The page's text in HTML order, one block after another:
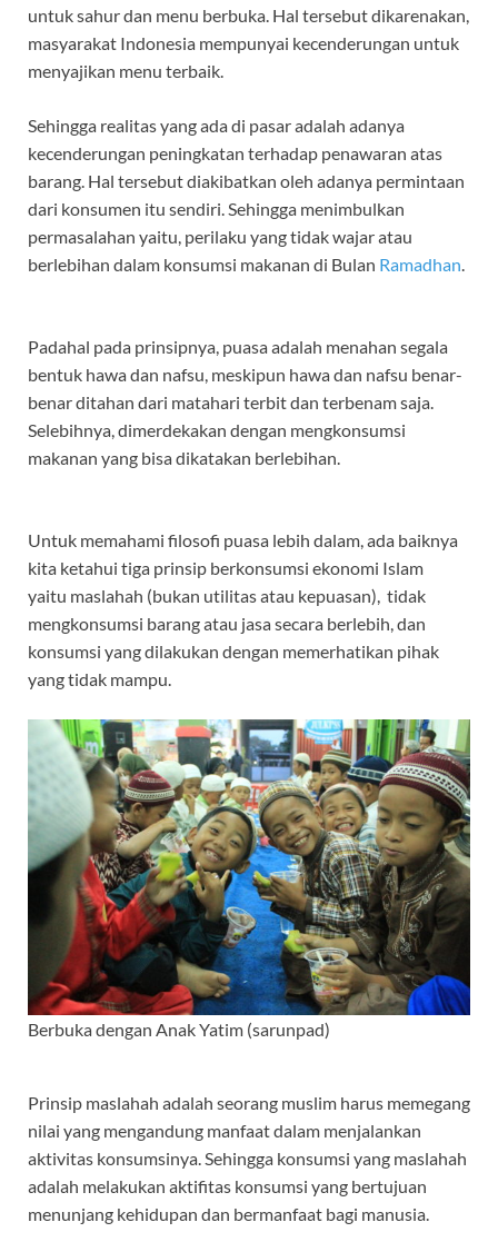
untuk sahur dan menu berbuka. Hal tersebut dikarenakan,
masyarakat Indonesia mempunyai kecenderungan untuk
menyajikan menu terbaik.
Sehingga realitas yang ada di pasar adalah adanya
kecenderungan peningkatan terhadap penawaran atas
barang. Hal tersebut diakibatkan oleh adanya permintaan
dari konsumen itu sendiri. Sehingga menimbulkan
permasalahan yaitu, perilaku yang tidak wajar atau
berlebihan dalam konsumsi makanan di Bulan Ramadhan.
Padahal pada prinsipnya, puasa adalah menahan segala
bentuk hawa dan nafsu, meskipun hawa dan nafsu benar-
benar ditahan dari matahari terbit dan terbenam saja.
Selebihnya, dimerdekakan dengan mengkonsumsi
makanan yang bisa dikatakan berlebihan.
Untuk memahami filosofi puasa lebih dalam, ada baiknya
kita ketahui tiga prinsip berkonsumsi ekonomi Islam
yaitu maslahah (bukan utilitas atau kepuasan), tidak
mengkonsumsi barang atau jasa secara berlebih, dan
konsumsi yang dilakukan dengan memerhatikan pihak
yang tidak mampu.
Berbuka dengan Anak Yatim (sarunpad)
Prinsip maslahah adalah seorang muslim harus memegang
nilai yang mengandung manfaat dalam menjalankan
aktivitas konsumsinya. Sehingga konsumsi yang maslahah
adalah melakukan aktifitas konsumsi yang bertujuan
menunjang kehidupan dan bermanfaat bagi manusia.